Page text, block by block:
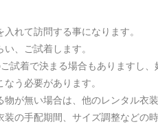
れて訪問する事になります。
、ご試着します。
試着で決まる場合もありますし
う必要があります。
が無い場合は、他のレンタル衣
の手配期間、サイズ調整などの